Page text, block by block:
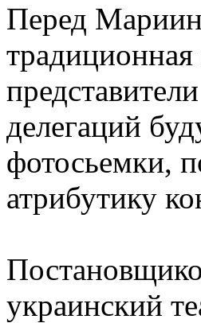
Перед
делегаций
фотосьемки,
атрибутику
украинский